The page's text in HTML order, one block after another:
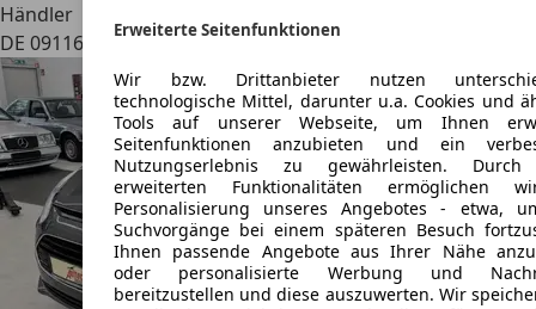
Händler
DE 09116 Chemnitz
Erweiterte Seitenfunktionen
Wir bzw. Drittanbieter nutzen
technologische Mittel, darunter u.a. Cookies und
Tools auf unserer Webseite, um Ihnen
Seitenfunktionen anzubieten und ein
Nutzungserlebnis zu gewährleisten. Durch
erweiterten Funktionalitäten ermöglichen
Personalisierung unseres Angebotes - etwa,
Suchvorgänge bei einem späteren Besuch
Ihnen passende Angebote aus Ihrer Nähe
oder personalisierte Werbung und
bereitzustellen und diese auszuwerten. Wir